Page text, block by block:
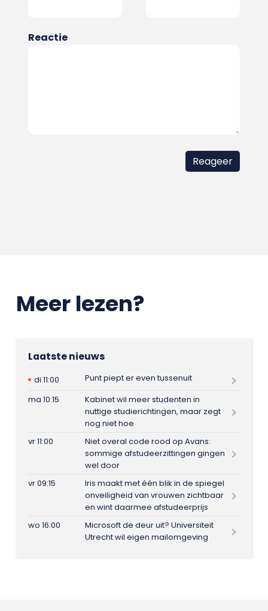
Reactie
Meer lezen?
Laatste nieuws
di 11:00
Punt piept er even tussenuit
ma 10:15
Kabinet wil meer studenten in
nuttige studierichtingen, maar zegt
nog niet hoe
vr 11:00
Niet overal code rood op Avans:
sommige afstudeerzittingen gingen
wel door
vr 09:15
Iris maakt met één blik in de spiegel
onveiligheid van vrouwen zichtbaar
en wint daarmee afstudeerprijs
wo 16:00
Microsoft de deur uit? Universiteit
Utrecht wil eigen mailomgeving